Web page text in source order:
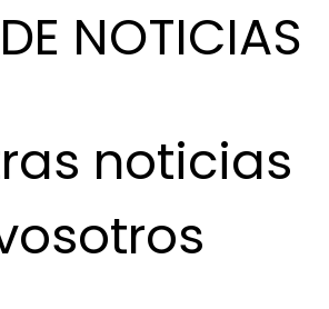
NOTICIAS
noticias